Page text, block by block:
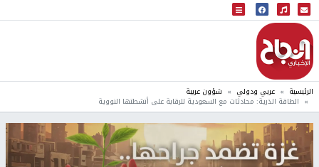
البث المباشر
إذاعة النجاح
الرئيسية عربي ودولي شؤون عربية
الطاقة الذرية: محادثات مع السعودية للرقابة على أنشطتها النووية